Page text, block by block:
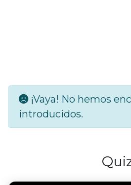
¡Vaya! No hemos
introducidos.